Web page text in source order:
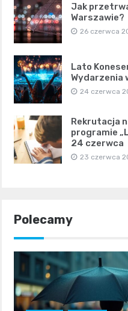
Jak
Warszawie?
26 czerwca
Lato
Wydarzenia
24 czerwca
Rekrutacja
programie
24 czerwca
23 czerwca
Polecamy